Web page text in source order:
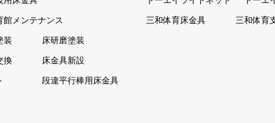
館メンテナンス
装 床研磨塗装
換 床金具新設
段違平行棒用床金具
三和体育床金具 三和体育